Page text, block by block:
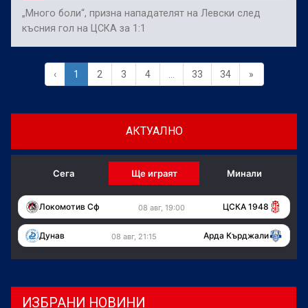
„Много боли“, призна нападателят на Левски след
късния гол на ЦСКА за 1:1
‹ 1 2 3 4 33 34 »
АКТУАЛНО
Сега Ще играят Минали
Локомотив Сф 08 авг, 19:00 ЦСКА 1948
Дунав 08 авг, 21:15 Арда Кърджали
ИЗБРАНИ НОВИНИ